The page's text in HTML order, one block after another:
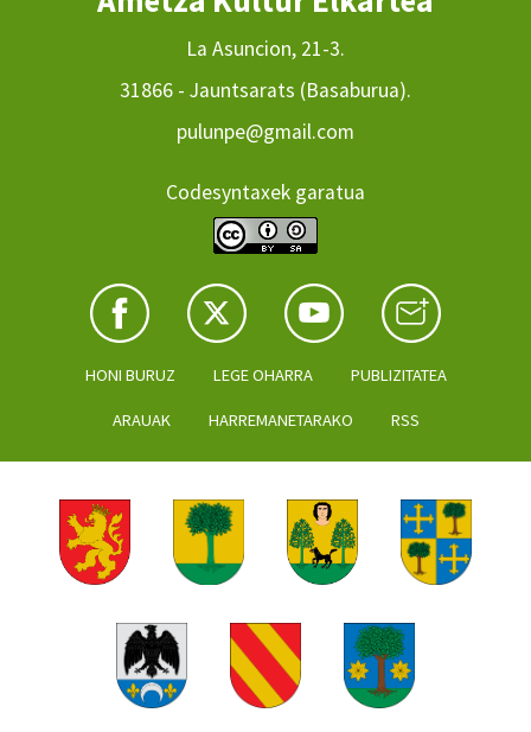
La Asuncion, 21-3.
31866 - Jauntsarats (Basaburua).
pulunpe@gmail.com
Codesyntaxek garatua
HONI BURUZ LEGE OHARRA PUBLIZITATEA
ARAUAK HARREMANETARAKO RSS